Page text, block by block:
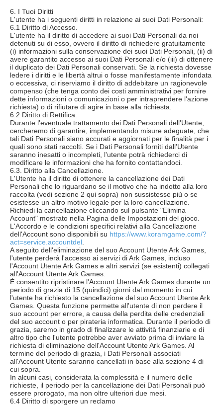
6. I Tuoi Diritti
L'utente ha i seguenti diritti in relazione ai suoi Dati Personali:
6.1 Diritto di Accesso.
L'utente ha il diritto di accedere ai suoi Dati Personali da noi
detenuti su di esso, ovvero il diritto di richiedere gratuitamente
(i) informazioni sulla conservazione dei suoi Dati Personali, (ii) di
avere garantito accesso ai suoi Dati Personali e/o (iii) di ottenere
il duplicato dei Dati Personali conservati. Se la richiesta dovesse
ledere i diritti e le libertà altrui o fosse manifestamente infondata
o eccessiva, ci riserviamo il diritto di addebitare un ragionevole
compenso (che tenga conto dei costi amministrativi per fornire
dette informazioni o comunicazioni o per intraprendere l'azione
richiesta) o di rifiutare di agire in base alla richiesta.
6.2 Diritto di Rettifica.
Durante l'eventuale trattamento dei Dati Personali dell'Utente,
cercheremo di garantire, implementando misure adeguate, che
tali Dati Personali siano accurati e aggiornati per le finalità per i
quali sono stati raccolti. Se i Dati Personali forniti dall'Utente
saranno inesatti o incompleti, l'utente potrà richiederci di
modificare le informazioni che ha fornito contattandoci.
6.3. Diritto alla Cancellazione.
L'Utente ha il diritto di ottenere la cancellazione dei Dati
Personali che lo riguardano se il motivo che ha indotto alla loro
raccolta (vedi sezione 2 qui sopra) non sussistesse più o se
esistesse un altro motivo legale per la loro cancellazione.
Richiedi la cancellazione cliccando sul pulsante "Elimina
Account" mostrato nella Pagina delle Impostazioni del gioco.
L'Accordo e le condizioni specifici relativi alla Cancellazione
dell'Account sono disponibili su https://www.koramgame.com/?
act=service.accountdel
A seguito dell'eliminazione del suo Account Utente Ark Games,
l'utente perderà l'accesso ai servizi di Ark Games, incluso
l'Account Utente Ark Games e altri servizi (se esistenti) collegati
all'Account Utente Ark Games.
È consentito ripristinare l'Account Utente Ark Games durante un
periodo di grazia di 15 (quindici) giorni dal momento in cui
l'utente ha richiesto la cancellazione del suo Account Utente Ark
Games. Questa funzione permette all'utente di non perdere il
suo account per errore, a causa della perdita delle credenziali
del suo account o per pirateria informatica. Durante il periodo di
grazia, saremo in grado di finalizzare le attività finanziarie e di
altro tipo che l'utente potrebbe aver avviato prima di inviare la
richiesta di eliminazione dell'Account Utente Ark Games. Al
termine del periodo di grazia, i Dati Personali associati
all'Account Utente saranno cancellati in base alla sezione 4 di
cui sopra.
In alcuni casi, considerata la complessità e il numero delle
richieste, il periodo per la cancellazione dei Dati Personali può
essere prorogato, ma non oltre ulteriori due mesi.
6.4 Diritto di sporgere un reclamo